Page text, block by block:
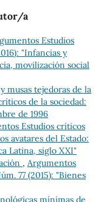
a
Estudios
"Infancias y
movilización social
musas tejedoras de la
de la sociedad:
de 1996
Estudios críticos
avatares del Estado:
Latina, siglo XXI"
, Argumentos
77 (2015): "Bienes
mínimas de